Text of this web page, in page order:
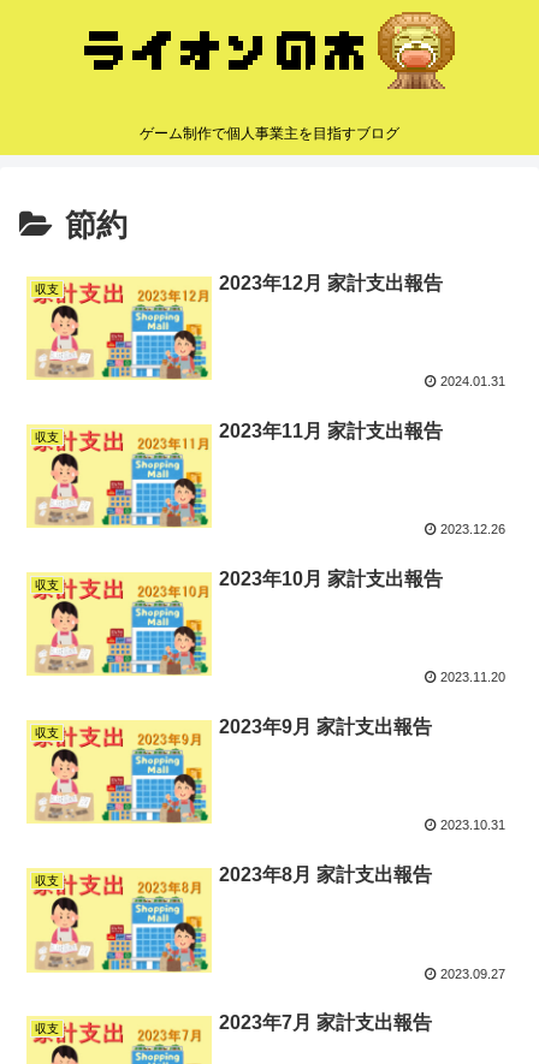
ゲーム制作で個人事業主を目指すブログ
節約
収支 2023年12月 家計支出報告
2024.01.31
収支 2023年11月 家計支出報告
2023.12.26
収支 2023年10月 家計支出報告
2023.11.20
収支 2023年9月 家計支出報告
2023.10.31
収支 2023年8月 家計支出報告
2023.09.27
収支 2023年7月 家計支出報告